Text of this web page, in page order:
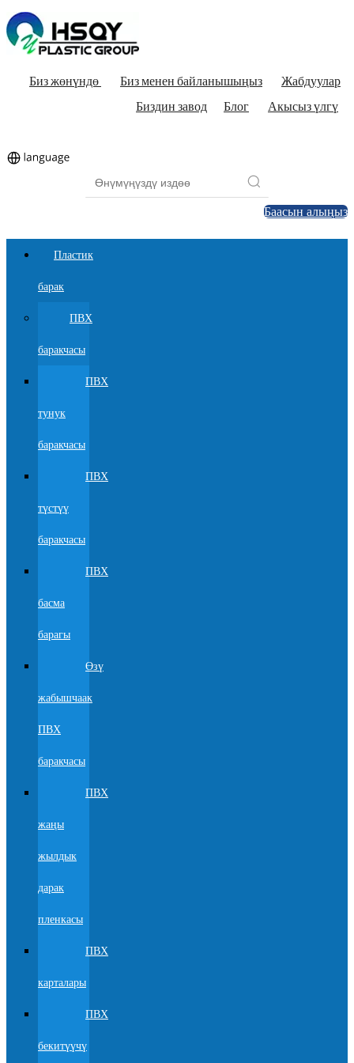
Биз жөнүндө Биз менен байланышыңыз
Жабдуулар
Биздин завод
Блог Акысыз үлгү
Баасын алыңыз
Пластик
барак
ПВХ
баракчасы
ПВХ
тунук
баракчасы
ПВХ
түстүү
баракчасы
ПВХ
басма
барагы
Өзү
жабышчаак
ПВХ
баракчасы
ПВХ
жаңы
жылдык
дарак
пленкасы
ПВХ
карталары
ПВХ
бекитүүчү